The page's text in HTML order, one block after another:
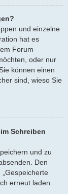
und einzelne
hat es
Forum
oder nur
können einen
sind, wieso Sie
Schreiben
und zu
Den
erneut laden.